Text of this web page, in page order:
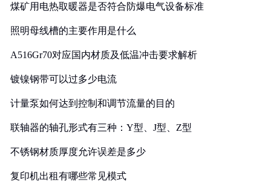
煤矿用电热取暖器是否符合防爆电气设备标准
照明母线槽的主要作用是什么
A516Gr70对应国内材质及低温冲击要求解析
镀镍钢带可以过多少电流
计量泵如何达到控制和调节流量的目的
联轴器的轴孔形式有三种：Y型、J型、Z型
不锈钢材质厚度允许误差是多少
复印机出租有哪些常见模式